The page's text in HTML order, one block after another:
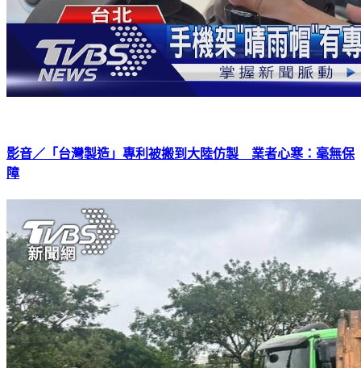
影音／「台灣製造」專利被搬到大陸仿製 業者心寒：毫無保
障